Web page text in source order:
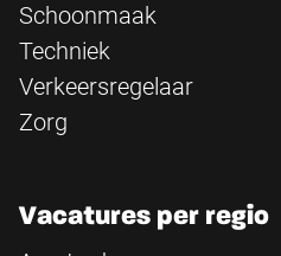
Schoonmaak
Techniek
Verkeersregelaar
Zorg
Vacatures per regio